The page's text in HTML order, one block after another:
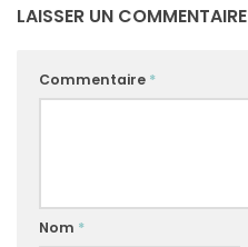
LAISSER UN COMMENTAIRE
Commentaire *
Nom *